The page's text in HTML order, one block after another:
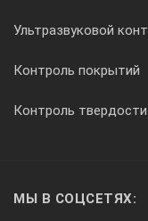
Ультразвуковой
Контроль покрытий
Контроль твердости
МЫ В СОЦСЕТЯХ: